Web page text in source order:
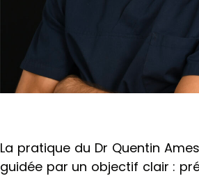
La pratique du Dr Quentin
guidée par un objectif clair :